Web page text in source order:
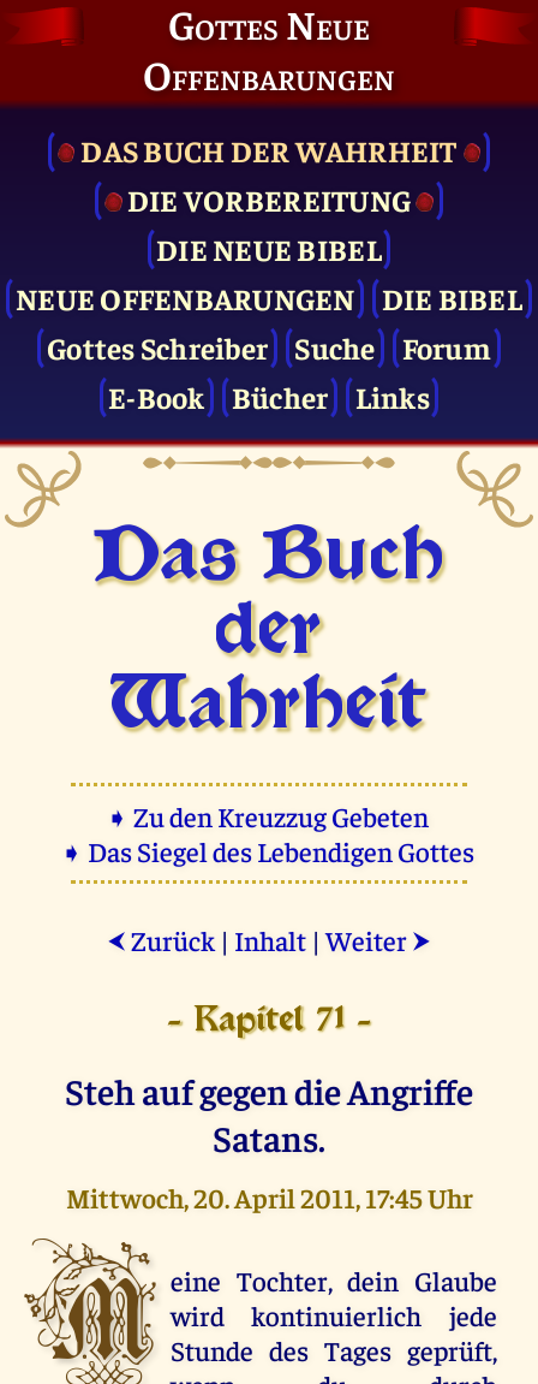
Gottes Neue
Offenbarungen
DAS BUCH DER WAHRHEIT
DIE VOR­BEREITUNG
DIE NEUE BIBEL
NEUE OFFENBARUNGEN
DIE BIBEL
Gottes Schreiber
Suche
Forum
E-Book
Bücher Links
Das Buch
der
Wahrheit
➧ Zu den Kreuzzug Gebeten
➧ Das Siegel des Lebendigen Gottes
⮜ Zurück | Inhalt |Weiter ⮞
- Kapitel 71 -
Steh auf gegen die Angriffe
Satans.
Mittwoch, 20. April 2011, 17:45 Uhr
M eine Tochter, dein Glaube
wird kontinuierlich jede
Stunde des Tages geprüft,